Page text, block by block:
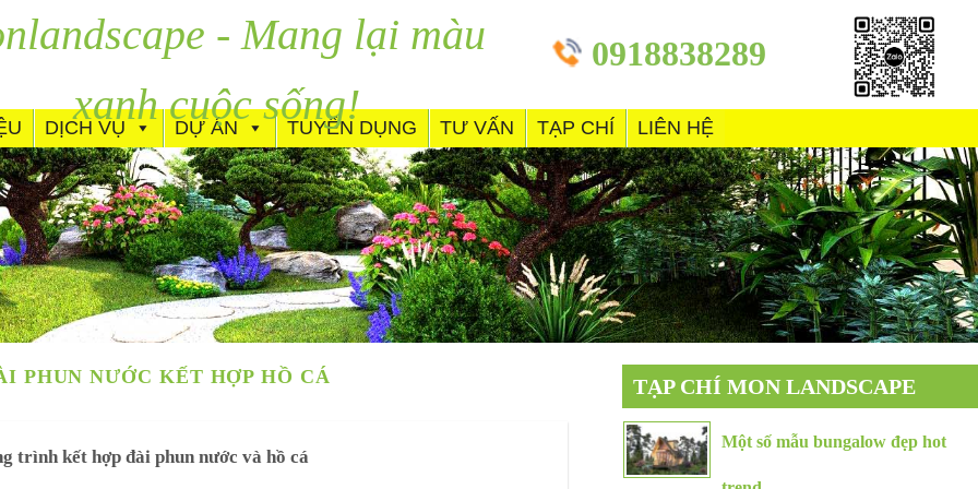
- Mang lại màu
xanh cuộc sống!
0918838289
DỊCH VỤ DỰ ÁN TUYỂN DỤNG TƯ VẤN TẠP CHÍ LIÊN HỆ
PHUN NƯỚC KẾT HỢP HỒ CÁ
trình kết hợp đài phun nước và hồ cá
TẠP CHÍ MON LANDSCAPE
Một số mẫu bungalow đẹp hot